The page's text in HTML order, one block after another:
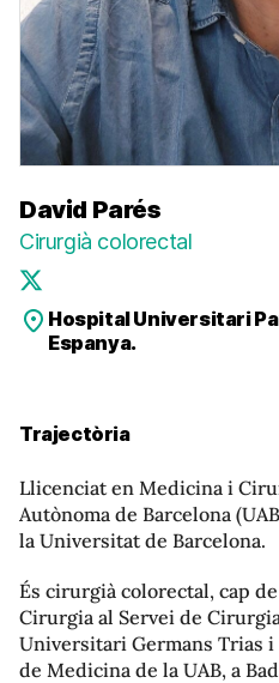
David Parés
Cirurgià colorectal
Hospital Universitari
Espanya.
Trajectòria
Llicenciat en Medicina i
Autònoma de Barcelona
la Universitat de Barcelona.
És cirurgià colorectal, cap
Cirurgia al Servei de
Universitari Germans Trias i
de Medicina de la UAB, a